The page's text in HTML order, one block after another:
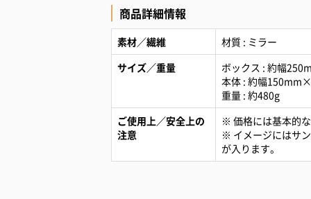
商品詳細情報
素材／繊維
材質 : ミラー
サイズ／重量
ボックス : 約幅
本体 : 約幅
重量 : 約480g
ご使用上／安全上の
注意
※ 価格には基本的
※ イメージにはサ
が入ります。